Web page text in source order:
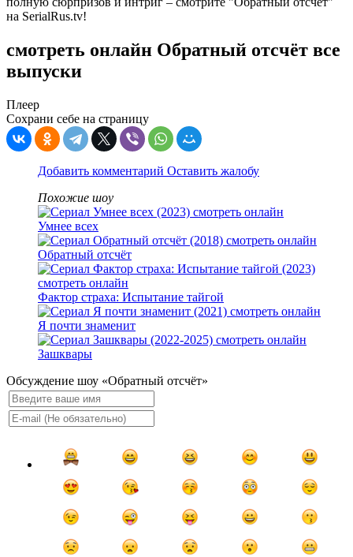
на SerialRus.tv!
смотреть онлайн Обратный отсчёт все
выпуски
Плеер
Сохрани себе на страницу
Добавить комментарий Оставить жалобу
Похожие шоу
Умнее всех
Обратный отсчёт
Фактор страха: Испытание тайгой
Я почти знаменит
Зашквары
Обсуждение шоу «Обратный отсчёт»